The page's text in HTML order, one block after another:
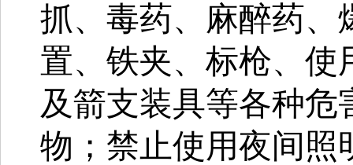
抓、毒药、麻醉药、
置、铁夹、标枪、使
及箭支装具等各种
物；禁止使用夜间照